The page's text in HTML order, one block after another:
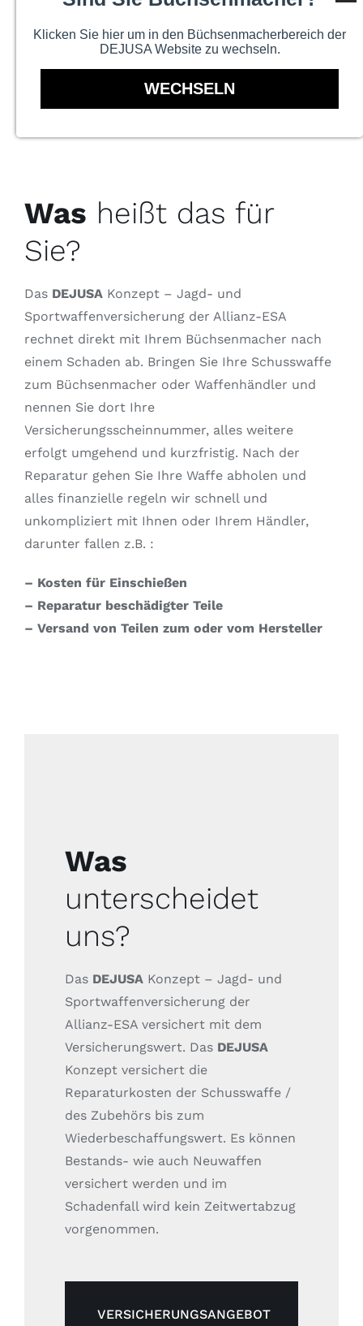
– Mut / böswillige Handlungen
Was heißt das für
Sie?
Das DEJUSA Konzept – Jagd- und
Sportwaffenversicherung der Allianz-ESA
rechnet direkt mit Ihrem Büchsenmacher nach
einem Schaden ab. Bringen Sie Ihre Schusswaffe
zum Büchsenmacher oder Waffenhändler und
nennen Sie dort Ihre
Versicherungsscheinnummer, alles weitere
erfolgt umgehend und kurzfristig. Nach der
Reparatur gehen Sie Ihre Waffe abholen und
alles finanzielle regeln wir schnell und
unkompliziert mit Ihnen oder Ihrem Händler,
darunter fallen z.B. :
– Kosten für Einschießen
– Reparatur beschädigter Teile
– Versand von Teilen zum oder vom Hersteller
Was
unterscheidet
uns?
Das DEJUSA Konzept – Jagd- und
Sportwaffenversicherung der
Allianz-ESA versichert mit dem
Versicherungswert. Das DEJUSA
Konzept versichert die
Reparaturkosten der Schusswaffe /
des Zubehörs bis zum
Wiederbeschaffungswert. Es können
Bestands- wie auch Neuwaffen
versichert werden und im
Schadenfall wird kein Zeitwertabzug
vorgenommen.
VERSICHERUNGSANGEBOT
Klicken Sie hier um in den Büchsenmacherbereich der
DEJUSA Website zu wechseln.
WECHSELN